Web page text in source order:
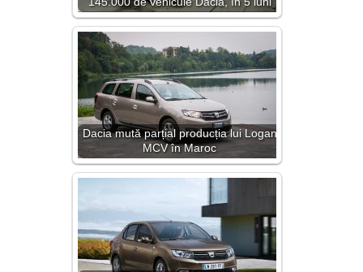
Dacia mută parțial producția lui Logan
MCV în Maroc